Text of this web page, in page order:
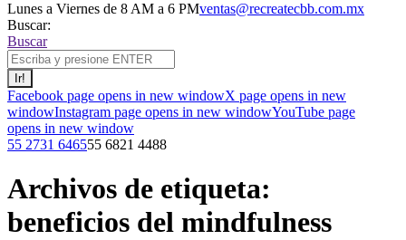
Lunes a Viernes de 8 AM a 6 PMventas@recreatecbb.com.mx
Buscar:
Buscar
Facebook page opens in new windowX page opens in new
windowInstagram page opens in new windowYouTube page
opens in new window
55 2731 646555 6821 4488
Archivos de etiqueta:
beneficios del mindfulness